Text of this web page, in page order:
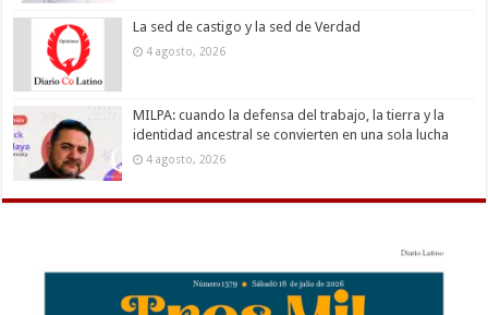
La sed de castigo y la sed de Verdad
4 agosto, 2026
MILPA: cuando la defensa del trabajo, la tierra y la
identidad ancestral se convierten en una sola lucha
4 agosto, 2026